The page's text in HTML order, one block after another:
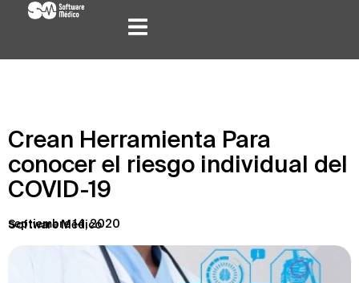
Crean Herramienta Para
conocer el riesgo individual del
COVID-19
septiembre 14, 2020
Software Médico